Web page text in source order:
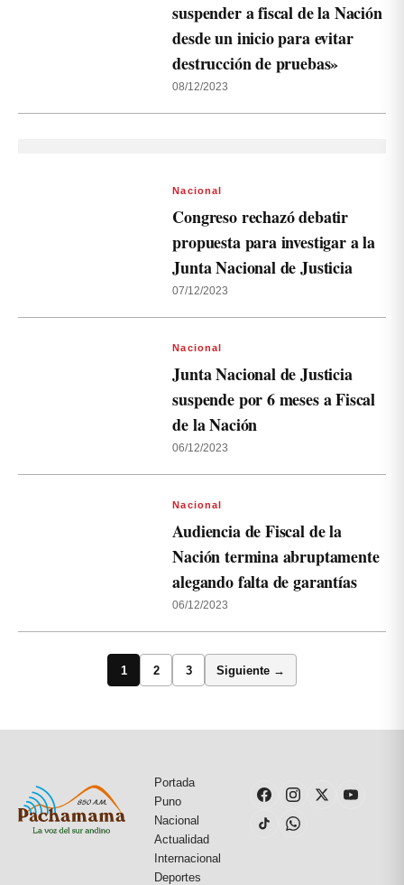
suspender a fiscal de la Nación
desde un inicio para evitar
destrucción de pruebas»
08/12/2023
Nacional
Congreso rechazó debatir
propuesta para investigar a la
Junta Nacional de Justicia
07/12/2023
Nacional
Junta Nacional de Justicia
suspende por 6 meses a Fiscal
de la Nación
06/12/2023
Nacional
Audiencia de Fiscal de la
Nación termina abruptamente
alegando falta de garantías
06/12/2023
1 2 3 Siguiente →
Portada
Puno
Nacional
Actualidad
Internacional
Deportes